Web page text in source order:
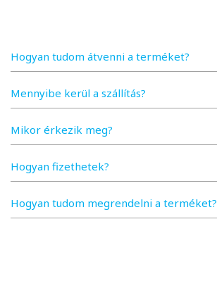
Hogyan tudom átvenni a terméket?
Mennyibe kerül a szállítás?
Mikor érkezik meg?
Hogyan fizethetek?
Hogyan tudom megrendelni a terméket?